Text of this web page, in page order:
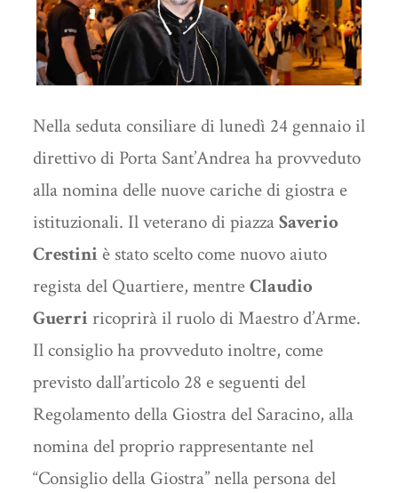
Nella seduta consiliare di lunedì 24 gennaio il
direttivo di Porta Sant’Andrea ha provveduto
alla nomina delle nuove cariche di giostra e
istituzionali. Il veterano di piazzaSaverio
Crestini è stato scelto come nuovo aiuto
regista del Quartiere, mentreClaudio
Guerri ricoprirà il ruolo di Maestro d’Arme.
Il consiglio ha provveduto inoltre, come
previsto dall’articolo 28 e seguenti del
Regolamento della Giostra del Saracino, alla
nomina del proprio rappresentante nel
“Consiglio della Giostra” nella persona del